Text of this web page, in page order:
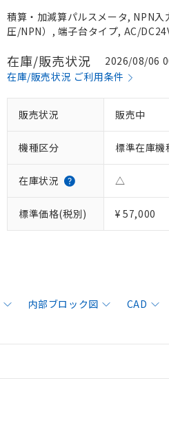
積算・加減算パルスメータ, NPN
圧/NPN）, 端子台タイプ, AC/
在庫/販売状況
2026/08/06
在庫/販売状況 ご利用条件
販売状況 販売中
機種区分 標準在庫機
在庫状況 △
標準価格(税別) ¥ 57,000
内部ブロック図 CAD